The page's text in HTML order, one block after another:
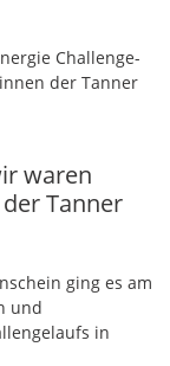
Challenge-
der Tanner
waren
Tanner
ging es am
und
in